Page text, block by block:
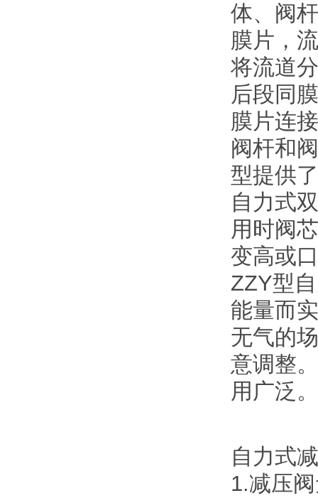
体、阀
膜片，
将流道
后段同
膜片连
阀杆和
型提供
自力式
用时阀
变高或
ZZY型
能量而
无气的
意调整
用广泛。
自力式
1.减压